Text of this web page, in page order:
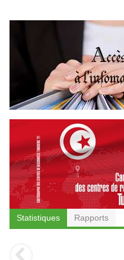
Statistiques Rapports